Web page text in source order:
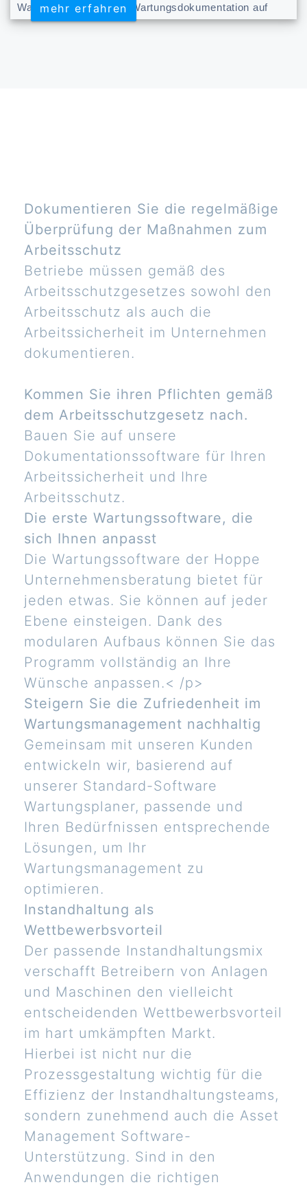
Wartungssoftware Ihre Wartungsdokumentation auf
mehr erfahren
mehr erfahren
Dokumentieren Sie die regelmäßige
Überprüfung der Maßnahmen zum
Arbeitsschutz
Betriebe müssen gemäß des
Arbeitsschutzgesetzes sowohl den
Arbeitsschutz als auch die
Arbeitssicherheit im Unternehmen
dokumentieren.
Kommen Sie ihren Pflichten gemäß
dem Arbeitsschutzgesetz nach.
Bauen Sie auf unsere
Dokumentationssoftware für Ihren
Arbeitssicherheit und Ihre
Arbeitsschutz.
Die erste Wartungssoftware, die
sich Ihnen anpasst
Die Wartungssoftware der Hoppe
Unternehmensberatung bietet für
jeden etwas. Sie können auf jeder
Ebene einsteigen. Dank des
modularen Aufbaus können Sie das
Programm vollständig an Ihre
Wünsche anpassen.< /p>
Steigern Sie die Zufriedenheit im
Wartungsmanagement nachhaltig
Gemeinsam mit unseren Kunden
entwickeln wir, basierend auf
unserer Standard-Software
Wartungsplaner, passende und
Ihren Bedürfnissen entsprechende
Lösungen, um Ihr
Wartungsmanagement zu
optimieren.
Instandhaltung als
Wettbewerbsvorteil
Der passende Instandhaltungsmix
verschafft Betreibern von Anlagen
und Maschinen den vielleicht
entscheidenden Wettbewerbsvorteil
im hart umkämpften Markt.
Hierbei ist nicht nur die
Prozessgestaltung wichtig für die
Effizienz der Instandhaltungsteams,
sondern zunehmend auch die Asset
Management Software-
Unterstützung. Sind in den
Anwendungen die richtigen